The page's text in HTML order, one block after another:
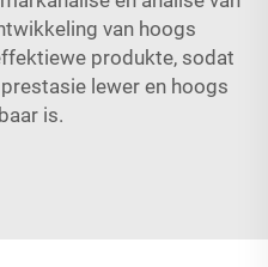
van hoogs
produkte, sodat
lewer en hoogs
is.